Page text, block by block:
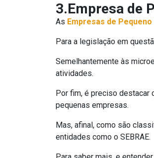
3.Empresa de
As Empresas de
Para a legislação em
Semelhantemente às
atividades.
Por fim, é preciso destacar
pequenas empresas.
Mas, afinal, como são
entidades como o SEBRAE.